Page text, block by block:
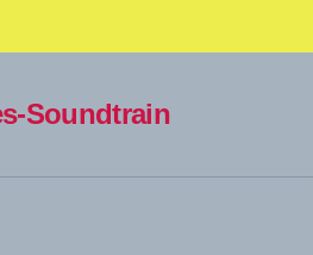
Soundtrain